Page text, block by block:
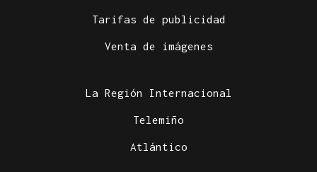
Tarifas de publicidad
Venta de imágenes
La Región Internacional
Telemiño
Atlántico